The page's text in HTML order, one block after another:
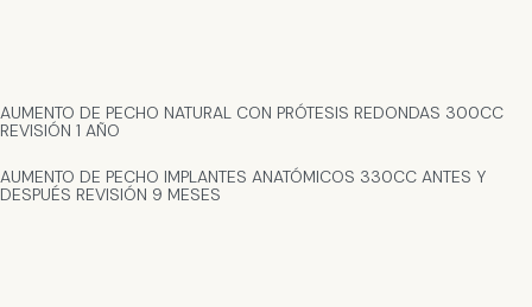
AUMENTO DE PECHO NATURAL CON PRÓTESIS REDONDAS 300CC
REVISIÓN 1 AÑO
AUMENTO DE PECHO IMPLANTES ANATÓMICOS 330CC ANTES Y
DESPUÉS REVISIÓN 9 MESES